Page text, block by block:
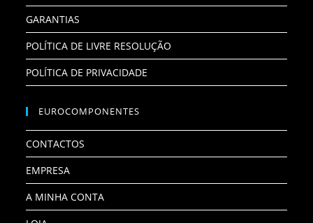
GARANTIAS
POLÍTICA DE LIVRE RESOLUÇÃO
POLÍTICA DE PRIVACIDADE
EUROCOMPONENTES
CONTACTOS
EMPRESA
A MINHA CONTA